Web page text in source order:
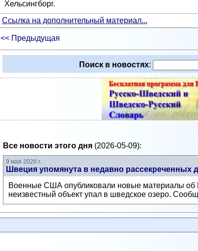
Хельсингборг.
Ссылка на дополнительный материал...
<< Предыдущая
Поиск в новостях:
Все новости этого дня(2026-05-09):
9 мая 2026 г.
Швеция упомянута в недавно рассекреченных
Военные США опубликовали новые материалы об
неизвестный объект упал в шведское озеро.